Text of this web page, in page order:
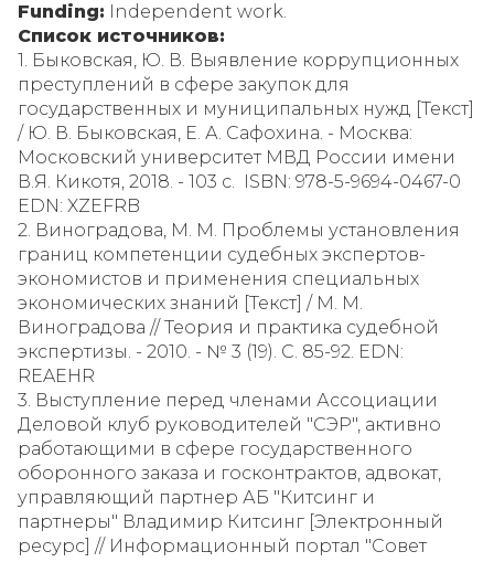
Funding: Independent work.
Список источников:
1. Быковская, Ю. В. Выявление коррупционных
преступлений в сфере закупок для
государственных и муниципальных нужд [Текст]
/ Ю. В. Быковская, Е. А. Сафохина. - Москва:
Московский университет МВД России имени
В.Я. Кикотя, 2018. - 103 с. ISBN: 978-5-9694-0467-0
EDN: XZEFRB
2. Виноградова, М. М. Проблемы установления
границ компетенции судебных экспертов-
экономистов и применения специальных
экономических знаний [Текст] / М. М.
Виноградова // Теория и практика судебной
экспертизы. - 2010. - № 3 (19). С. 85-92. EDN:
REAEHR
3. Выступление перед членами Ассоциации
Деловой клуб руководителей "СЭР", активно
работающими в сфере государственного
оборонного заказа и госконтрактов, адвокат,
управляющий партнер АБ "Китсинг и
партнеры" Владимир Китсинг [Электронный
ресурс] // Информационный портал "Совет